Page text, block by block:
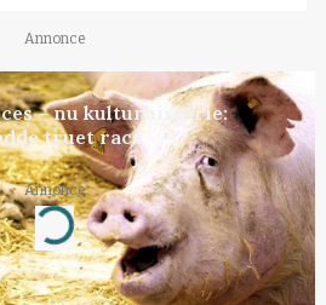
Annonce
– nu kulturhistorie:
truet race
Annonce